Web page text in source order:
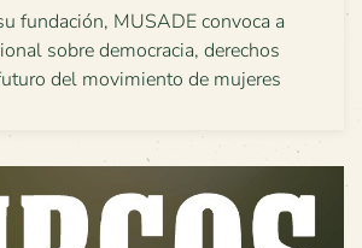
fundación, MUSADE convoca a
sobre democracia, derechos
del movimiento de mujeres